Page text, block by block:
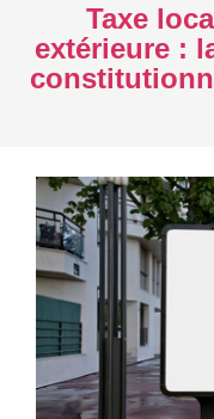
Taxe
extérieure :